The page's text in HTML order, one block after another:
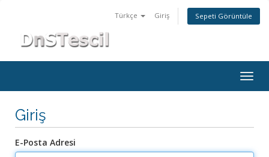
Türkçe Giriş Sepeti Görüntüle
Giriş
E-Posta Adresi